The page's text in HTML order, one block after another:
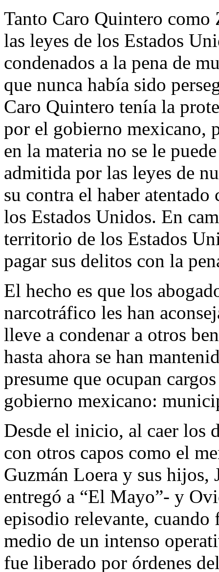
Tanto Caro Quintero como
las leyes de los Estados
condenados a la pena de
que nunca había sido
Caro Quintero tenía la
por el gobierno mexicano,
en la materia no se le
admitida por las leyes de
su contra el haber
los Estados Unidos. En
territorio de los Estados
pagar sus delitos con la
El hecho es que los
narcotráfico les han
lleve a condenar a otros
hasta ahora se han
presume que ocupan
gobierno mexicano:
Desde el inicio, al caer los
con otros capos como el
Guzmán Loera y sus hijos,
entregó a “El Mayo”- y
episodio relevante, cuando
medio de un intenso
fue liberado por órdenes